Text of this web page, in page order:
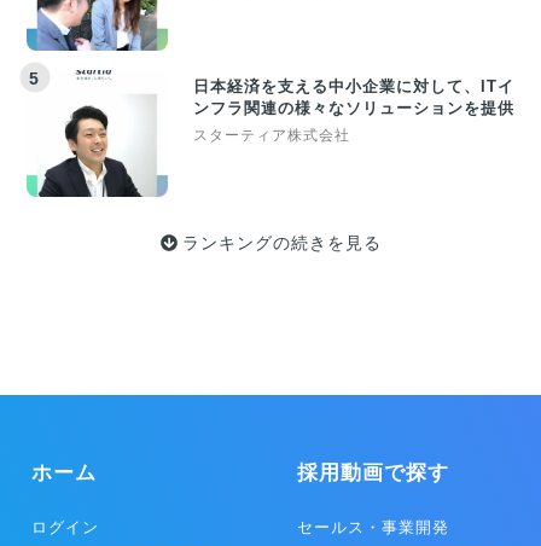
5
日本経済を支える中小企業に対して、ITイ
ンフラ関連の様々なソリューションを提供
スターティア株式会社
ランキングの続きを見る
ホーム
ログイン
採用動画で探す
セールス・事業開発